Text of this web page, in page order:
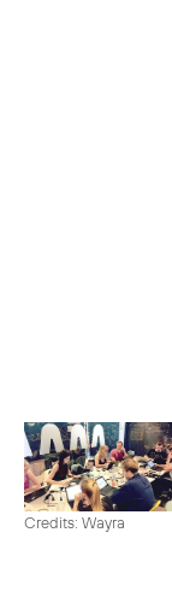
Credits: Wayra